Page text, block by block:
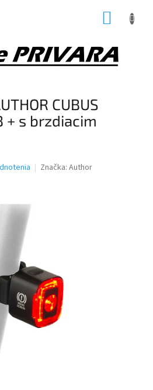
CUBUS
+ s brzdiacim
Značka: Author